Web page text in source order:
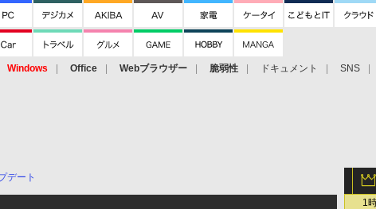
Windows Office Webブラウザー 脆弱性 ドキュメント SNS
1
デート